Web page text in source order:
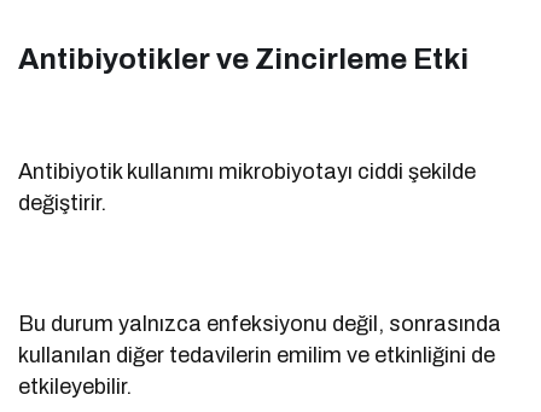
Antibiyotikler ve Zincirleme Etki
Antibiyotik kullanımı mikrobiyotayı ciddi şekilde
değiştirir.
Bu durum yalnızca enfeksiyonu değil, sonrasında
kullanılan diğer tedavilerin emilim ve etkinliğini de
etkileyebilir.